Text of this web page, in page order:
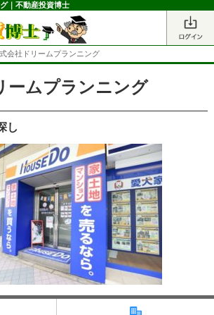
｜不動産投資博士
会社ドリームプランニング
ームプランニング
し